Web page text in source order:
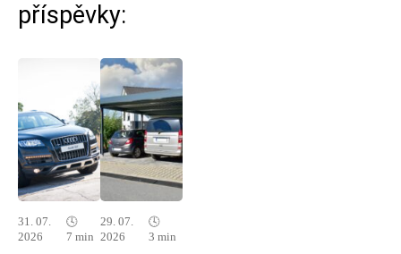
příspěvky:
31. 07.
2026
🕓
7 min
29. 07.
2026
🕓
3 min